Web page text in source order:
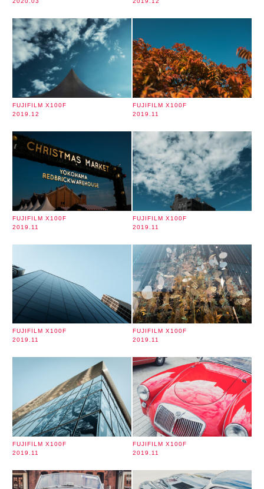
FUJIFILM X100F
2019.12
FUJIFILM X100F
2019.11
FUJIFILM X100F
2019.11
FUJIFILM X100F
2019.11
FUJIFILM X100F
2019.11
FUJIFILM X100F
2019.11
FUJIFILM X100F
2019.11
FUJIFILM X100F
2019.11